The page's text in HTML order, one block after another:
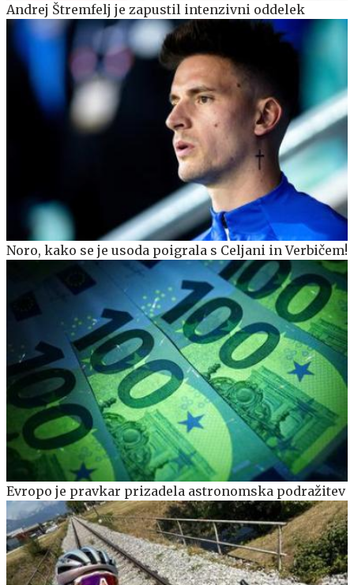
Andrej Štremfelj je zapustil intenzivni oddelek
Noro, kako se je usoda poigrala s Celjani in Verbičem!
Evropo je pravkar prizadela astronomska podražitev